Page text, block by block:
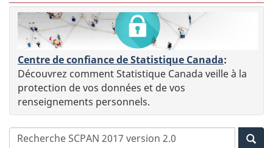
Centre de confiance de Statistique Canada:
Découvrez comment Statistique Canada veille à la
protection de vos données et de vos
renseignements personnels.